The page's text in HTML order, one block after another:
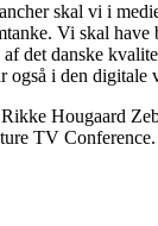
skal vi i
Vi skal
det danske
også i den digitale
Hougaard
TV Conference.